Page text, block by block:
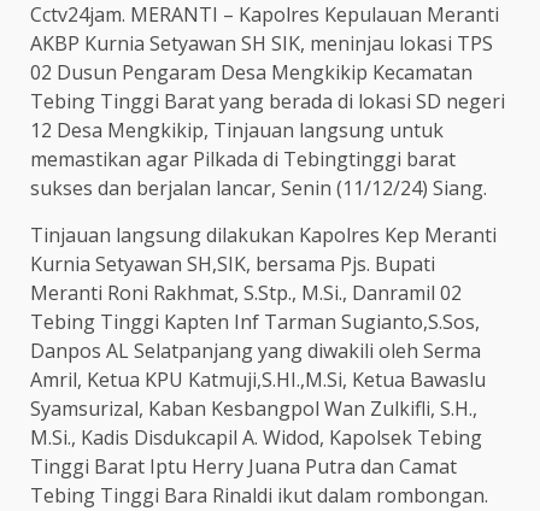
Cctv24jam. MERANTI – Kapolres Kepulauan Meranti
AKBP Kurnia Setyawan SH SIK, meninjau lokasi TPS
02 Dusun Pengaram Desa Mengkikip Kecamatan
Tebing Tinggi Barat yang berada di lokasi SD negeri
12 Desa Mengkikip, Tinjauan langsung untuk
memastikan agar Pilkada di Tebingtinggi barat
sukses dan berjalan lancar, Senin (11/12/24) Siang.
Tinjauan langsung dilakukan Kapolres Kep Meranti
Kurnia Setyawan SH,SIK, bersama Pjs. Bupati
Meranti Roni Rakhmat, S.Stp., M.Si., Danramil 02
Tebing Tinggi Kapten Inf Tarman Sugianto,S.Sos,
Danpos AL Selatpanjang yang diwakili oleh Serma
Amril, Ketua KPU Katmuji,S.HI.,M.Si, Ketua Bawaslu
Syamsurizal, Kaban Kesbangpol Wan Zulkifli, S.H.,
M.Si., Kadis Disdukcapil A. Widod, Kapolsek Tebing
Tinggi Barat Iptu Herry Juana Putra dan Camat
Tebing Tinggi Bara Rinaldi ikut dalam rombongan.